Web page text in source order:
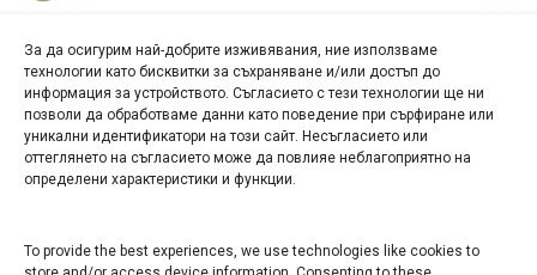
За да осигурим най-добрите изживявания, ние използваме
технологии като бисквитки за съхраняване и/или достъп до
информация за устройството. Съгласието с тези технологии ще ни
позволи да обработваме данни като поведение при сърфиране или
уникални идентификатори на този сайт. Несъгласието или
оттеглянето на съгласието може да повлияе неблагоприятно на
определени характеристики и функции.
To provide the best experiences, we use technologies like cookies to
БИЗНЕС
Арт галерия "Мостове" – магазин за изкуство
СЕВЕРОЗАПАДА ИНФОРМАЦИОНЕН БИЗНЕС
ТУРИСТИЧЕСКИ КЛЪСТЕР
ИНСТИТУЦИИ В ЛОВЕЧ